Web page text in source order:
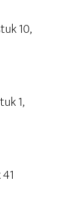
10,
1,